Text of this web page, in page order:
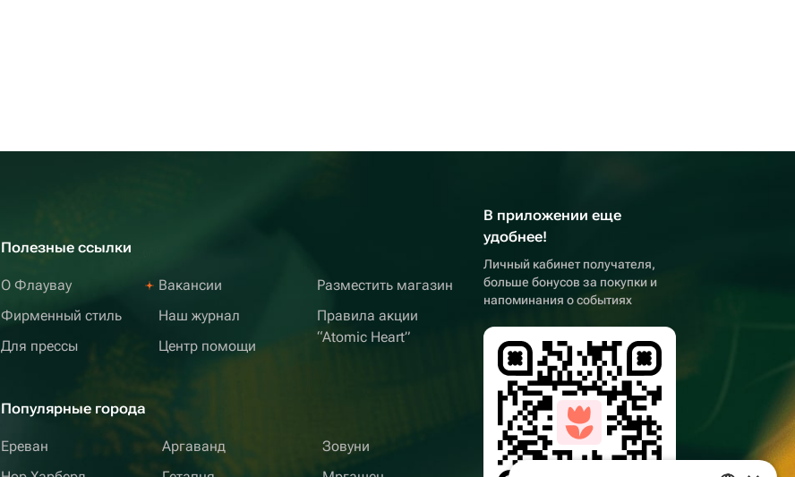
Полезные ссылки
О Флаувау
Фирменный стиль
Для прессы
Вакансии
Наш журнал
Центр помощи
Разместить магазин
Правила акции
“Atomic Heart”
Популярные города
Ереван
Аргаванд
Зовуни
В приложении еще
удобнее!
Личный кабинет получателя,
больше бонусов за покупки и
напоминания о событиях